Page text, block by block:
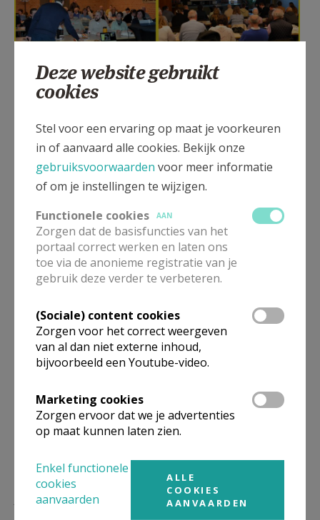
Gepubliceerd door
H. Marta en Maria Parochie in Aalter
Meer
Artikel
Deel dit artikel
Lees meer
Deze website gebruikt
cookies
Stel voor een ervaring op maat je voorkeuren
in of aanvaard alle cookies. Bekijk onze
gebruiksvoorwaarden voor meer informatie
of om je instellingen te wijzigen.
Functionele cookies
AAN
Zorgen dat de basisfuncties van het
portaal correct werken en laten ons
toe via de anonieme registratie van je
gebruik deze verder te verbeteren.
(Sociale) content cookies
Zorgen voor het correct weergeven
van al dan niet externe inhoud,
bijvoorbeeld een Youtube-video.
Marketing cookies
Zorgen ervoor dat we je advertenties
op maat kunnen laten zien.
Enkel functionele
cookies
aanvaarden
ALLE
COOKIES
AANVAARDEN